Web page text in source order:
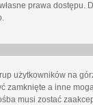
prawa
użytkowników na
zamknięte a inne
musi zostać